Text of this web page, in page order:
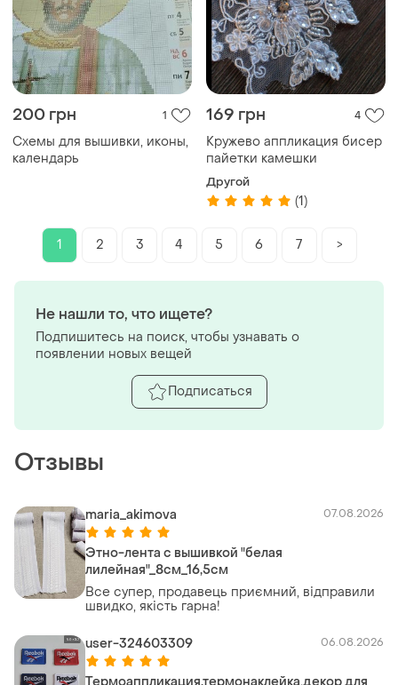
200 грн 1
Схемы для вышивки, иконы,
календарь
169 грн 4
Кружево аппликация бисер
пайетки камешки
Другой
(1)
1 2 3 4 5 6 7 >
Отзывы
maria_akimova 07.08.2026
Этно-лента с вышивкой "белая
лилейная"_8см_16,5см
Все супер, продавець приємний, відправили
швидко, якість гарна!
user-324603309 06.08.2026
Не нашли то, что ищете?
Подпишитесь на поиск, чтобы узнавать о
появлении новых вещей
Подписаться